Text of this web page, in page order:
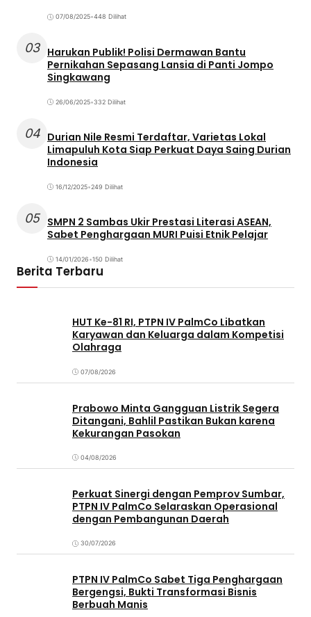
07/08/2025•448 Dilihat
03 Harukan Publik! Polisi Dermawan Bantu
Pernikahan Sepasang Lansia di Panti Jompo
Singkawang
26/06/2025•332 Dilihat
04 Durian Nile Resmi Terdaftar, Varietas Lokal
Limapuluh Kota Siap Perkuat Daya Saing Durian
Indonesia
16/12/2025•249 Dilihat
05 SMPN 2 Sambas Ukir Prestasi Literasi ASEAN,
Sabet Penghargaan MURI Puisi Etnik Pelajar
14/01/2026•150 Dilihat
Berita Terbaru
HUT Ke-81 RI, PTPN IV PalmCo Libatkan
Karyawan dan Keluarga dalam Kompetisi
Olahraga
07/08/2026
Prabowo Minta Gangguan Listrik Segera
Ditangani, Bahlil Pastikan Bukan karena
Kekurangan Pasokan
04/08/2026
Perkuat Sinergi dengan Pemprov Sumbar,
PTPN IV PalmCo Selaraskan Operasional
dengan Pembangunan Daerah
30/07/2026
PTPN IV PalmCo Sabet Tiga Penghargaan
Bergengsi, Bukti Transformasi Bisnis
Berbuah Manis